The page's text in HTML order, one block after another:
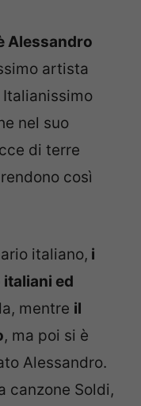
Alessandro
artista
nel suo
di terre
così
italiano, i
ed
mentre il
, ma poi si è
Alessandro.
canzone Soldi,